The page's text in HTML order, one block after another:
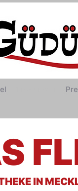
IN